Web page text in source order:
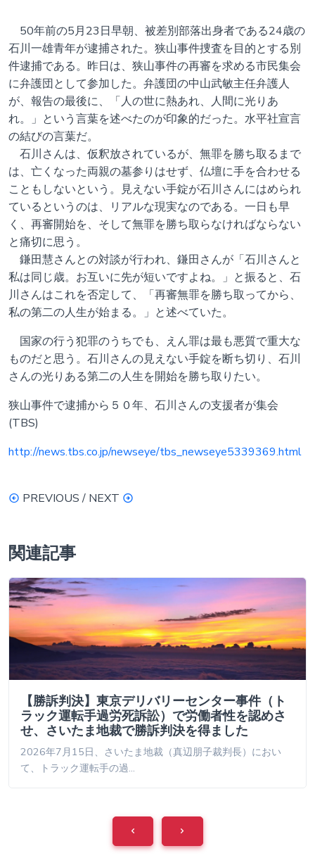
50年前の5月23日早朝、被差別部落出身者である24歳の
石川一雄青年が逮捕された。狭山事件捜査を目的とする別
件逮捕である。昨日は、狭山事件の再審を求める市民集会
に弁護団として参加した。弁護団の中山武敏主任弁護人
が、報告の最後に、「人の世に熱あれ、人間に光りあ
れ。」という言葉を述べたのが印象的だった。水平社宣言
の結びの言葉だ。
石川さんは、仮釈放されているが、無罪を勝ち取るまで
は、亡くなった両親の墓参りはせず、仏壇に手を合わせる
こともしないという。見えない手錠が石川さんにはめられ
ているというのは、リアルな現実なのである。一日も早
く、再審開始を、そして無罪を勝ち取らなければならない
と痛切に思う。
鎌田慧さんとの対談が行われ、鎌田さんが「石川さんと
私は同じ歳。お互いに先が短いですよね。」と振ると、石
川さんはこれを否定して、「再審無罪を勝ち取ってから、
私の第二の人生が始まる。」と述べていた。
国家の行う犯罪のうちでも、えん罪は最も悪質で重大な
ものだと思う。石川さんの見えない手錠を断ち切り、石川
さんの光りある第二の人生を開始を勝ち取りたい。
狭山事件で逮捕から５０年、石川さんの支援者が集会
(TBS)
http://news.tbs.co.jp/newseye/tbs_newseye5339369.html
PREVIOUS / NEXT
関連記事
【勝訴判決】東京デリバリーセンター事件（ト
ラック運転手過労死訴訟）で労働者性を認めさ
せ、さいたま地裁で勝訴判決を得ました
2026年7月15日、さいたま地裁（真辺朋子裁判長）におい
て、トラック運転手の過…